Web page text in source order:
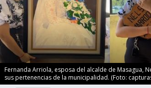
Fernanda Arriola, esposa del alcalde de Masagua,
sus pertenencias de la municipalidad. (Foto: